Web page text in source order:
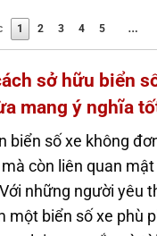
1 2 3 4 5 …
sở hữu biển
mang ý nghĩa
biển số xe không
còn liên quan
những người yêu
một biển số xe phù